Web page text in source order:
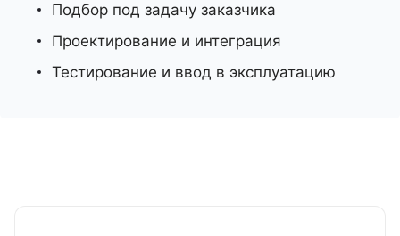
отображение контента.
Диспетчерские и контрольные центры
Для объектов, где визуальная информация
используется как рабочий инструмент и
Подбор под задачу заказчика
Проектирование и интеграция
Тестирование и ввод в эксплуатацию